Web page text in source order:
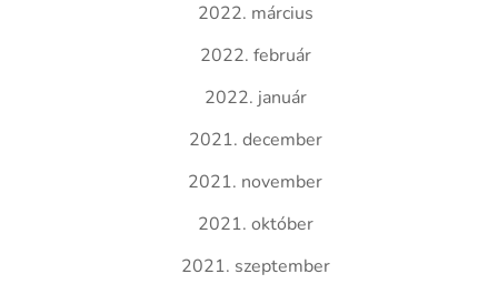
2022. március
2022. február
2022. január
2021. december
2021. november
2021. október
2021. szeptember